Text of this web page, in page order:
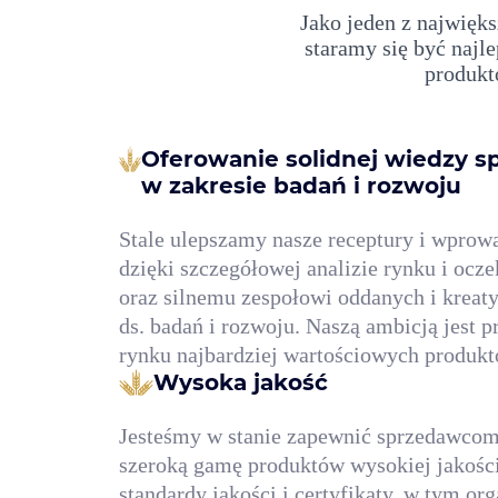
Jako jeden z
staramy się być
Oferowanie solidnej wiedzy
w zakresie badań i rozwoju
Stale ulepszamy nasze receptury i
dzięki szczegółowej analizie rynku i
oraz silnemu zespołowi oddanych i
ds. badań i rozwoju. Naszą ambicją jest
rynku najbardziej wartościowych
Wysoka jakość
Jesteśmy w stanie zapewnić
szeroką gamę produktów wysokiej